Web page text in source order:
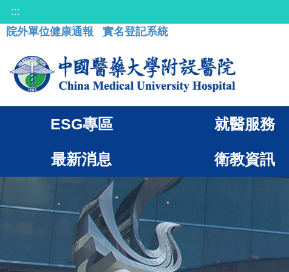
:::
院外單位健康通報
實名登記系統
ESG專區 就醫服務
最新消息 衛教資訊